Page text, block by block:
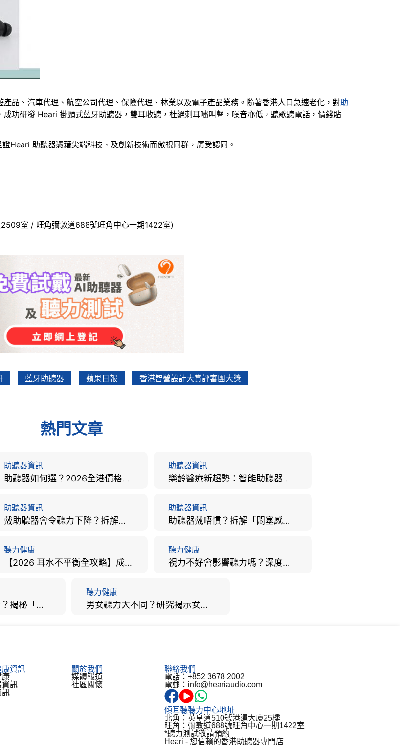
品、汽車代理、航空公司代理、保險代理、林業以及電子產品業務。隨著香港人口急速老化，對助
功研發 Heari 掛頸式藍牙助聽器，雙耳收聽，杜絕刺耳嘯叫聲，噪音亦低，聽歌聽電話，價錢貼
Heari 助聽器憑藉尖端科技、及創新技術而傲視同群，廣受認同。
室 / 旺角彌敦道688號旺角中心一期1422室)
藍牙助聽器 蘋果日報 香港智營設計大賞評審團大獎
熱門文章
助聽器資訊
助聽器如何選？2026全港價格比較、款式分析及老人選購全攻略
助聽器資訊
樂齡醫療新趨勢：智能助聽器結合 AI 眼底相機，如何全方位守護長者健康？
助聽器資訊
戴助聽器會令聽力下降？拆解越戴越聾迷思與聽覺剝奪真相
助聽器資訊
助聽器戴唔慣？拆解「悶塞感」成因、堵耳效應與 4 週適應期全攻略
聽力健康
【2026 耳水不平衡全攻略】成因、病徵、治療及改善方法
聽力健康
視力不好會影響聽力嗎？深度拆解大腦「眼耳並用」的科學秘密
大腦會自動過濾聲音？揭秘「聽覺注意」機制與聽力健康的深層關係
聽力健康
男女聽力大不同？研究揭示女性聽覺更靈敏！為何男性更易聽力損失？
聯絡我們
電話：+852 3678 2002
電郵：info@heariaudio.com